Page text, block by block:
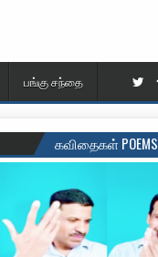
பங்கு சந்தை
கவிதைகள் POEMS